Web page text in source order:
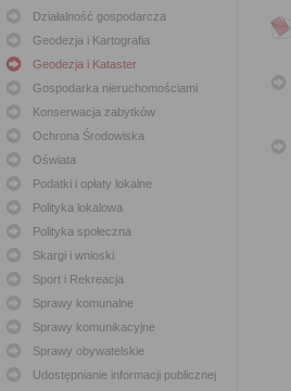
Działalność gospodarcza
Geodezja i Kartografia
Geodezja i Kataster
Gospodarka nieruchomościami
Konserwacja zabytków
Ochrona Środowiska
Oświata
Podatki i opłaty lokalne
Polityka lokalowa
Polityka społeczna
Skargi i wnioski
Sport i Rekreacja
Sprawy komunalne
Sprawy komunikacyjne
Sprawy obywatelskie
Udostępnianie informacji publicznej